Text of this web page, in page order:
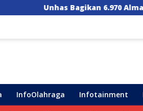
Bagikan 6.970 Almamater
InfoOlahraga Infotainment